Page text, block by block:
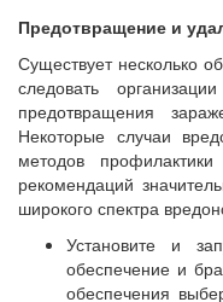
Предотвращение и
Существует несколько
следовать
предотвращения
Некоторые случаи
методов
рекомендаций
широкого спектра
Установите и
обеспечение и
обеспечения